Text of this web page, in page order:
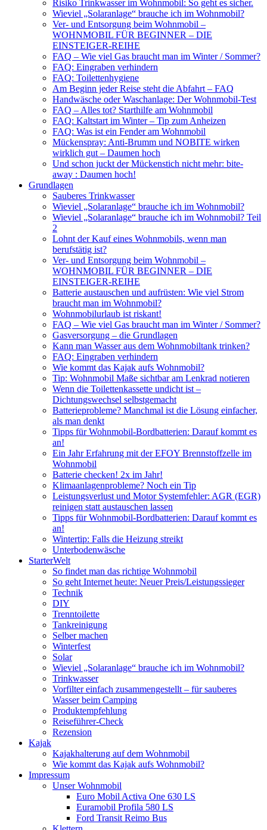
Risiko Trinkwasser im Wohnmobil: So geht es sicher.
Wieviel „Solaranlage“ brauche ich im Wohnmobil?
Ver- und Entsorgung beim Wohnmobil –
WOHNMOBIL FÜR BEGINNER – DIE
EINSTEIGER-REIHE
FAQ – Wie viel Gas braucht man im Winter / Sommer?
FAQ: Eingraben verhindern
FAQ: Toilettenhygiene
Am Beginn jeder Reise steht die Abfahrt – FAQ
Handwäsche oder Waschanlage: Der Wohnmobil-Test
FAQ – Alles tot? Starthilfe am Wohnmobil
FAQ: Kaltstart im Winter – Tip zum Anheizen
FAQ: Was ist ein Fender am Wohnmobil
Mückenspray: Anti-Brumm und NOBITE wirken
wirklich gut – Daumen hoch
Und schon juckt der Mückenstich nicht mehr: bite-
away : Daumen hoch!
Grundlagen
Sauberes Trinkwasser
Wieviel „Solaranlage“ brauche ich im Wohnmobil?
Wieviel „Solaranlage“ brauche ich im Wohnmobil? Teil
2
Lohnt der Kauf eines Wohnmobils, wenn man
berufstätig ist?
Ver- und Entsorgung beim Wohnmobil –
WOHNMOBIL FÜR BEGINNER – DIE
EINSTEIGER-REIHE
Batterie austauschen und aufrüsten: Wie viel Strom
braucht man im Wohnmobil?
Wohnmobilurlaub ist riskant!
FAQ – Wie viel Gas braucht man im Winter / Sommer?
Gasversorgung – die Grundlagen
Kann man Wasser aus dem Wohnmobiltank trinken?
FAQ: Eingraben verhindern
Wie kommt das Kajak aufs Wohnmobil?
Tip: Wohnmobil Maße sichtbar am Lenkrad notieren
Wenn die Toilettenkassette undicht ist –
Dichtungswechsel selbstgemacht
Batterieprobleme? Manchmal ist die Lösung einfacher,
als man denkt
Tipps für Wohnmobil-Bordbatterien: Darauf kommt es
an!
Ein Jahr Erfahrung mit der EFOY Brennstoffzelle im
Wohnmobil
Batterie checken! 2x im Jahr!
Klimaanlagenprobleme? Noch ein Tip
Leistungsverlust und Motor Systemfehler: AGR (EGR)
reinigen statt austauschen lassen
Tipps für Wohnmobil-Bordbatterien: Darauf kommt es
an!
Wintertip: Falls die Heizung streikt
Unterbodenwäsche
StarterWelt
So findet man das richtige Wohnmobil
So geht Internet heute: Neuer Preis/Leistungssieger
Technik
DIY
Trenntoilette
Tankreinigung
Selber machen
Winterfest
Solar
Wieviel „Solaranlage“ brauche ich im Wohnmobil?
Trinkwasser
Vorfilter einfach zusammengestellt – für sauberes
Wasser beim Camping
Produktempfehlung
Reiseführer-Check
Rezension
Kajak
Kajakhalterung auf dem Wohnmobil
Wie kommt das Kajak aufs Wohnmobil?
Impressum
Unser Wohnmobil
Euro Mobil Activa One 630 LS
Euramobil Profila 580 LS
Ford Transit Reimo Bus